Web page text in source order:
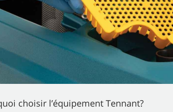
choisir l’équipement Tennant?